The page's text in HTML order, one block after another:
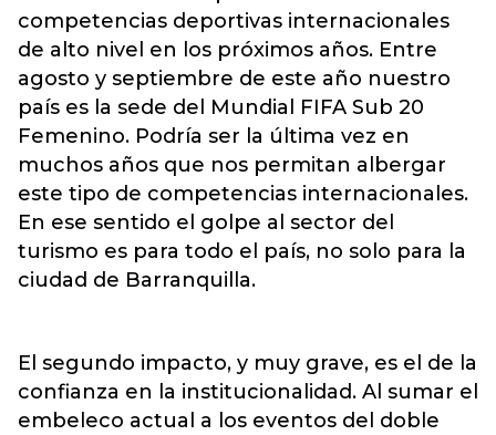
competencias deportivas internacionales
de alto nivel en los próximos años. Entre
agosto y septiembre de este año nuestro
país es la sede del Mundial FIFA Sub 20
Femenino. Podría ser la última vez en
muchos años que nos permitan albergar
este tipo de competencias internacionales.
En ese sentido el golpe al sector del
turismo es para todo el país, no solo para la
ciudad de Barranquilla.
El segundo impacto, y muy grave, es el de la
confianza en la institucionalidad. Al sumar el
embeleco actual a los eventos del doble